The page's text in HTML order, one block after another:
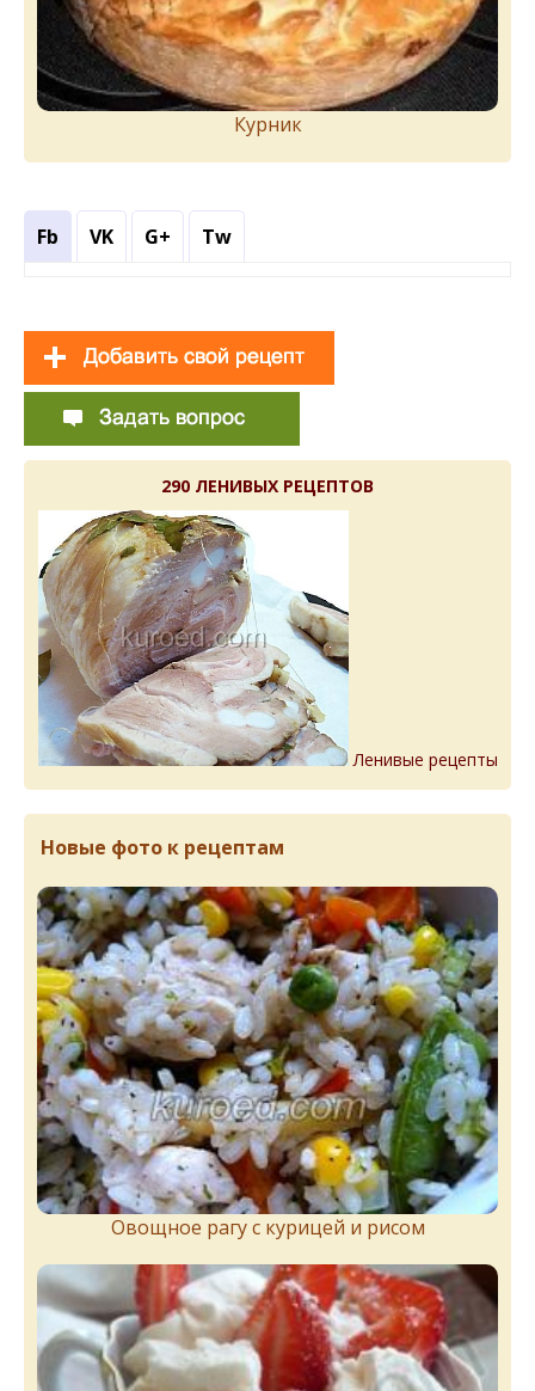
Курник
Fb VK G+ Tw
290 ЛЕНИВЫХ РЕЦЕПТОВ
Ленивые рецепты
Новые фото к рецептам
Овощное рагу с курицей и рисом